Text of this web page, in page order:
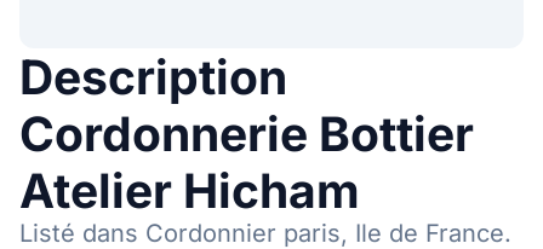
Description
Cordonnerie Bottier
Atelier Hicham
Listé dans Cordonnier paris, Ile de France.